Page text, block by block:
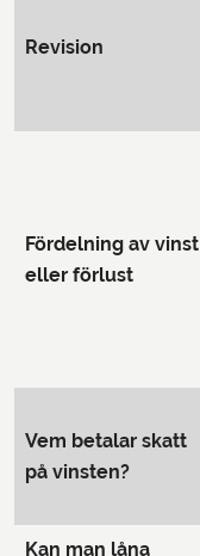
Revision
Fördelning av vinst
eller förlust
Vem betalar skatt
på vinsten?
Kan man låna